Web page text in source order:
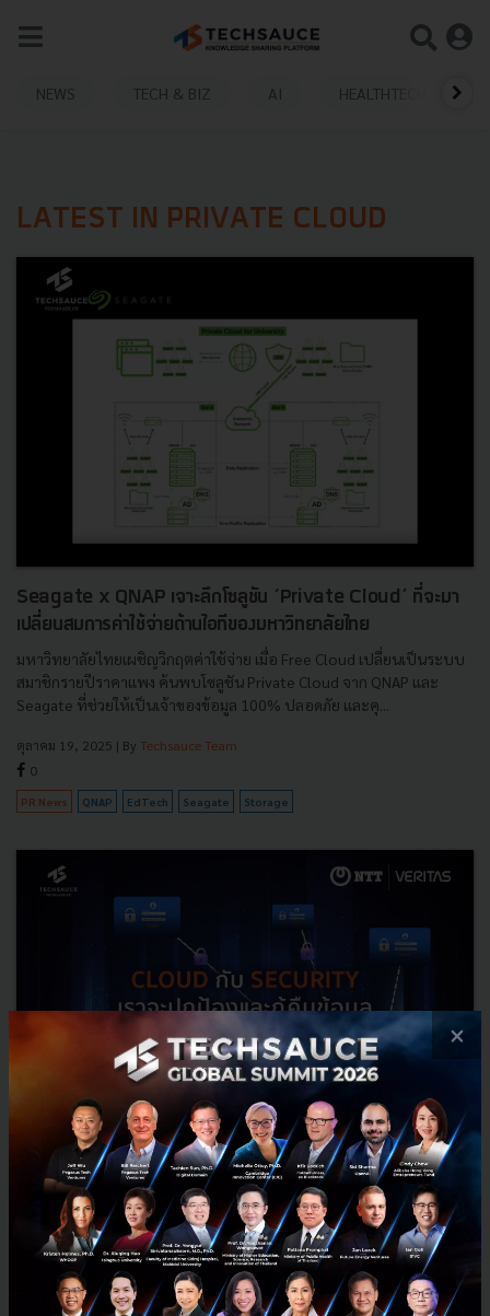
NEWS TECH & BIZ AI HEALTHTECH
LATEST IN PRIVATE CLOUD
Seagate x QNAP เจาะลึกโซลูชัน ‘Private Cloud’ ที่จะมา
เปลี่ยนสมการค่าใช้จ่ายด้านไอทีของมหาวิทยาลัยไทย
มหาวิทยาลัยไทยเผชิญวิกฤตค่าใช้จ่าย เมื่อ Free Cloud เปลี่ยนเป็นระบบ
สมาชิกรายปีราคาแพง ค้นพบโซลูชัน Private Cloud จาก QNAP และ
Seagate ที่ช่วยให้เป็นเจ้าของข้อมูล 100% ปลอดภัย และคุ...
ตุลาคม 19, 2025 | By Techsauce Team
0
PR News QNAP EdTech Seagate Storage
Cloud กับ Security เราจะปกป้องและกู้คืนข้อมูลเมื่อถูกโจมตีได้
อย่างไร?
เทคโนโลยี Cloud เข้ามามีบทบาทกับโลกธุรกิจเป็นอย่างมาก ประเด็นที่ตาม
มาคือเรื่องของความปลอดภัย การปกป้องและกู้คืนข้อมูล แล้วองค์กรจะ
ต้องทำอย่างไร พูดคุยกับ คุณฐปนรรฆ์ ชาติสิทธิสิทธิ์...
×